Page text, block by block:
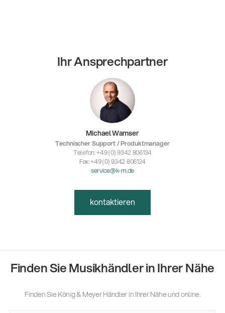
Ihr Ansprechpartner
Michael Wamser
Technischer Support / Produktmanager
Telefon: +49 (0) 9342 806134
Fax: +49 (0) 9342 806124
service@k-m.de
kontaktieren
Finden Sie Musikhändler in Ihrer Nähe
Finden Sie König & Meyer Händler in Ihrer Nähe und online.